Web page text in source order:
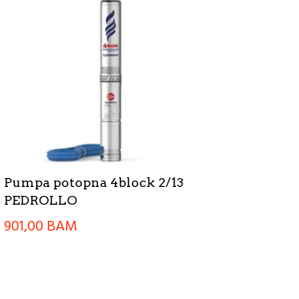
Pumpa potopna 4block 2/13
PEDROLLO
901,00BAM